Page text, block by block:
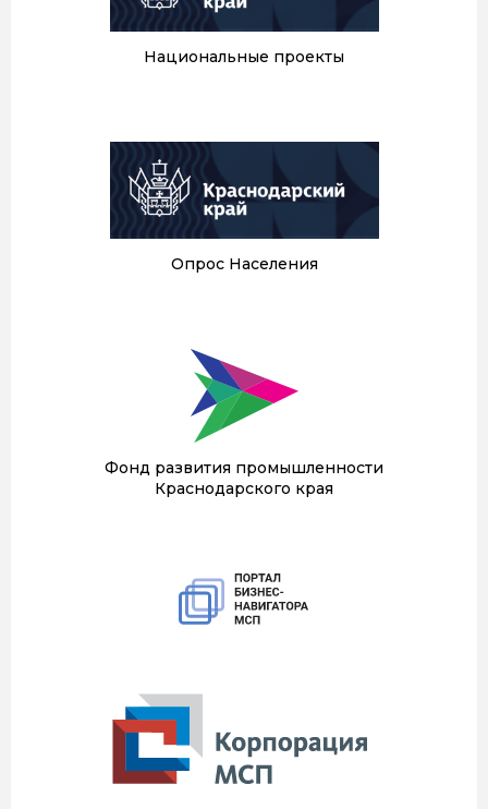
Национальные проекты
Опрос Населения
Фонд развития промышленности
Краснодарского края